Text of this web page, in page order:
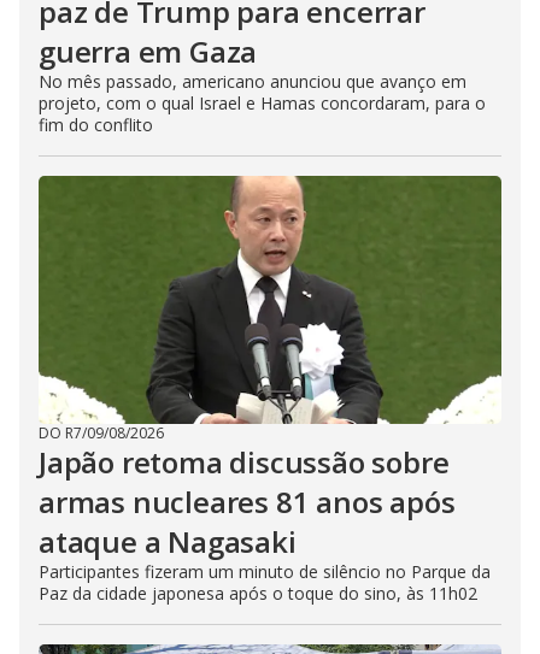
paz de Trump para encerrar
guerra em Gaza
No mês passado, americano anunciou que avanço em
projeto, com o qual Israel e Hamas concordaram, para o
fim do conflito
DO R7/09/08/2026
Japão retoma discussão sobre
armas nucleares 81 anos após
ataque a Nagasaki
Participantes fizeram um minuto de silêncio no Parque da
Paz da cidade japonesa após o toque do sino, às 11h02